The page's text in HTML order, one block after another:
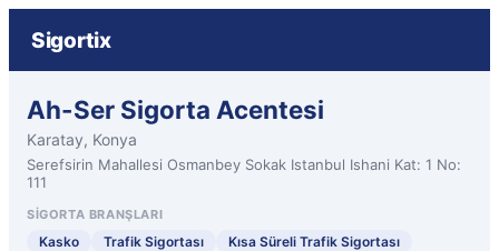
Sigortix
Ah-Ser Sigorta Acentesi
Karatay, Konya
Serefsirin Mahallesi Osmanbey Sokak Istanbul Ishani Kat: 1 No:
111
SIGORTA BRANŞLARI
Kasko Trafik Sigortası
Kısa Süreli Trafik Sigortası